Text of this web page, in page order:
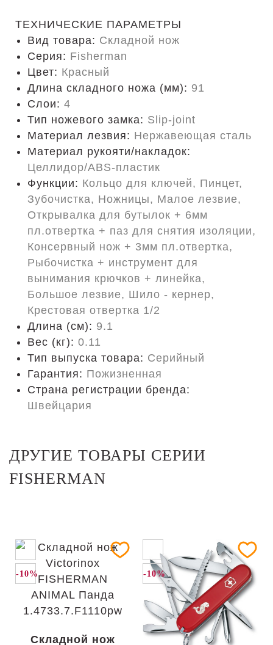
ТЕХНИЧЕСКИЕ ПАРАМЕТРЫ
Вид товара: Складной нож
Серия: Fisherman
Цвет: Красный
Длина складного ножа (мм): 91
Слои: 4
Тип ножевого замка: Slip-joint
Материал лезвия: Нержавеющая сталь
Материал рукояти/накладок:
Целлидор/ABS-пластик
Функции: Кольцо для ключей, Пинцет,
Зубочистка, Ножницы, Малое лезвие,
Открывалка для бутылок + 6мм
пл.отвертка + паз для снятия изоляции,
Консервный нож + 3мм пл.отвертка,
Рыбочистка + инструмент для
вынимания крючков + линейка,
Большое лезвие, Шило - кернер,
Крестовая отвертка 1/2
Длина (cм): 9.1
Вес (кг): 0.11
Тип выпуска товара: Серийный
Гарантия: Пожизненная
Страна регистрации бренда:
Швейцария
ДРУГИЕ ТОВАРЫ СЕРИИ
FISHERMAN
-10%
Складной нож
-10%